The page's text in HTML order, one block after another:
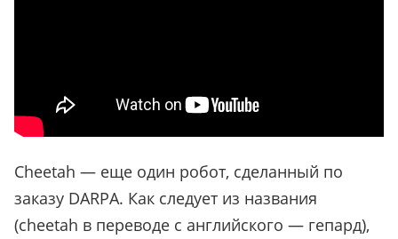
Cheetah — еще один робот, сделанный по
заказу DARPA. Как следует из названия
(cheetah в переводе с английского — гепард),